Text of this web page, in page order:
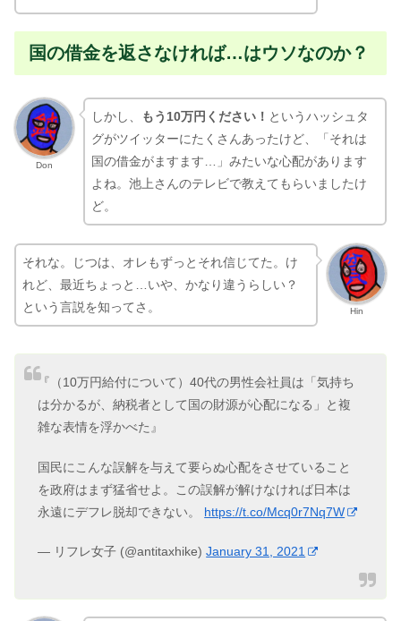
国の借金を返さなければ…はウソなのか？
Don
しかし、 もう10万円ください！ というハッシュタ
グがツイッターにたくさんあったけど、「それは
国の借金がますます…」みたいな心配があります
よね。池上さんのテレビで教えてもらいましたけ
ど。
Hin
それな。じつは、オレもずっとそれ信じてた。け
れど、最近ちょっと…いや、かなり違うらしい？
という言説を知ってさ。
『（10万円給付について）40代の男性会社員は「気持ち
は分かるが、納税者として国の財源が心配になる」と複
雑な表情を浮かべた』
国民にこんな誤解を与えて要らぬ心配をさせていること
を政府はまず猛省せよ。この誤解が解けなければ日本は
永遠にデフレ脱却できない。
— リフレ女子 (@antitaxhike)